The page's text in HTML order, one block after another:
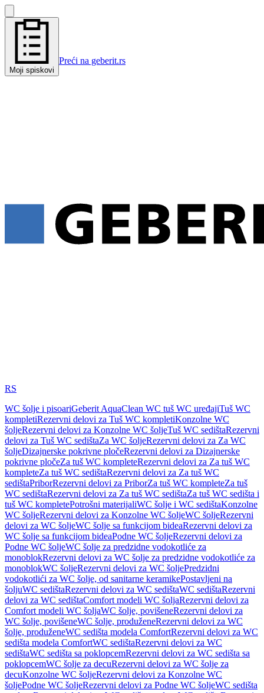
Moji spiskovi
Preći na geberit.rs
RS
WC šolje i pisoariGeberit AquaClean WC tuš WC uređajiTuš WC
kompletiRezervni delovi za Tuš WC kompletiKonzolne WC
šoljeRezervni delovi za Konzolne WC šoljeTuš WC sedištaRezervni
delovi za Tuš WC sedištaZa WC šoljeRezervni delovi za Za WC
šoljeDizajnerske pokrivne pločeRezervni delovi za Dizajnerske
pokrivne pločeZa tuš WC kompleteRezervni delovi za Za tuš WC
kompleteZa tuš WC sedištaRezervni delovi za Za tuš WC
sedištaPriborRezervni delovi za PriborZa tuš WC kompleteZa tuš
WC sedištaRezervni delovi za Za tuš WC sedištaZa tuš WC sedišta i
tuš WC kompletePotrošni materijaliWC šolje i WC sedištaKonzolne
WC šoljeRezervni delovi za Konzolne WC šoljeWC šoljeRezervni
delovi za WC šoljeWC šolje sa funkcijom bideaRezervni delovi za
WC šolje sa funkcijom bideaPodne WC šoljeRezervni delovi za
Podne WC šoljeWC šolje za predzidne vodokotliće za
monoblokRezervni delovi za WC šolje za predzidne vodokotliće za
monoblokWC šoljeRezervni delovi za WC šoljePredzidni
vodokotlići za WC šolje, od sanitarne keramikePostavljeni na
šoljuWC sedištaRezervni delovi za WC sedištaWC sedištaRezervni
delovi za WC sedištaComfort modeli WC šoljaRezervni delovi za
Comfort modeli WC šoljaWC šolje, povišeneRezervni delovi za
WC šolje, povišeneWC šolje, produženeRezervni delovi za WC
šolje, produženeWC sedišta modela ComfortRezervni delovi za WC
sedišta modela ComfortWC sedištaRezervni delovi za WC
sedištaWC sedišta sa poklopcemRezervni delovi za WC sedišta sa
poklopcemWC šolje za decuRezervni delovi za WC šolje za
decuKonzolne WC šoljeRezervni delovi za Konzolne WC
šoljePodne WC šoljeRezervni delovi za Podne WC šoljeWC sedišta